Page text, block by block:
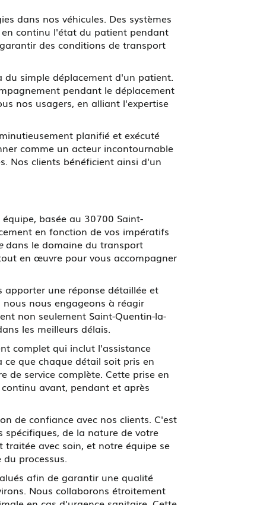
dans nos véhicules. Des systèmes
en continu l'état du patient pendant
des conditions de transport
du simple déplacement d'un patient.
pendant le déplacement
nos usagers, en alliant l'expertise
planifié et exécuté
comme un acteur incontournable
Nos clients bénéficient ainsi d'un
basée au 30700 Saint-
en fonction de vos impératifs
dans le domaine du transport
en œuvre pour vous accompagner
apporter une réponse détaillée et
nous engageons à réagir
non seulement Saint-Quentin-la-
les meilleurs délais.
complet qui inclut l'assistance
que chaque détail soit pris en
de service complète. Cette prise en
avant, pendant et après
de confiance avec nos clients. C'est
de la nature de votre
avec soin, et notre équipe se
processus.
afin de garantir une qualité
Nous collaborons étroitement